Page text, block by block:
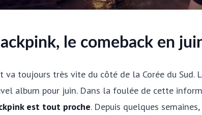
le comeback en
va toujours très vite du côté de la Corée du
album pour juin. Dans la foulée de cette
est tout proche. Depuis quelques